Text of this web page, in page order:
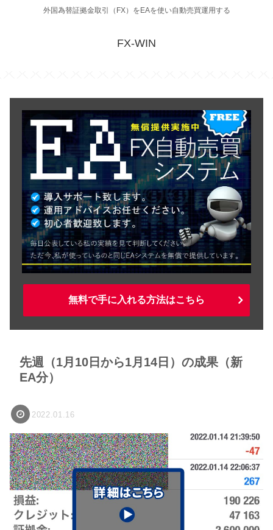
外国為替証拠金取引（FX）をEAを使い自動売買運用する
FX-WIN
無料で手に入れる方法はこちら
先週（1月10日から1月14日）の成果（新
EA分）
2022.01.16